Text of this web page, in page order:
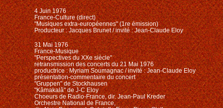
4 Juin 1976
France-Culture (direct)
"Musiques extra-européennes" (1re émission)
Producteur : Jacques Brunet / invité : Jean-Claude Eloy
31 Mai 1976
France-Musique
"Perspectives du XXe siècle"
retransmission des concerts du 21 Mai 1976
productrice : Myriam Soumagnac / invité : Jean-Claude Eloy
présentation-commentaire du concert
"Gruppen" de Stockhausen
"Kâmakalâ" de J-C Eloy
Choeurs de Radio-France, dir. Jean-Paul Kreder
Orchestre National de France,